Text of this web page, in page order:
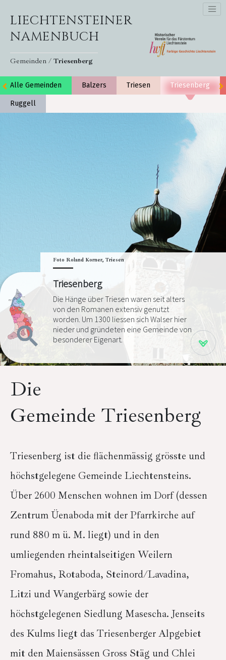
LIECHTENSTEINER
NAMENBUCH
Gemeinden / Triesenberg
Alle Gemeinden Balzers Triesen Triesenberg
Ruggell
Foto Roland Korner, Triesen
Triesenberg
Die Hänge über Triesen waren seit alters
von den Romanen extensiv genutzt
worden. Um 1300 liessen sich Walser hier
nieder und gründeten eine Gemeinde von
besonderer Eigenart.
Die
Gemeinde Triesenberg
Triesenberg ist die flächenmässig grösste und
höchstgelegene Gemeinde Liechtensteins.
Über 2600 Menschen wohnen im Dorf (dessen
Zentrum Üenaboda mit der Pfarrkirche auf
rund 880 m ü. M. liegt) und in den
umliegenden rheintalseitigen Weilern
Fromahus, Rotaboda, Steinord/Lavadina,
Litzi und Wangerbärg sowie der
höchstgelegenen Siedlung Masescha. Jenseits
des Kulms liegt das Triesenberger Alpgebiet
mit den Maiensässen Gross Stäg und Chlei